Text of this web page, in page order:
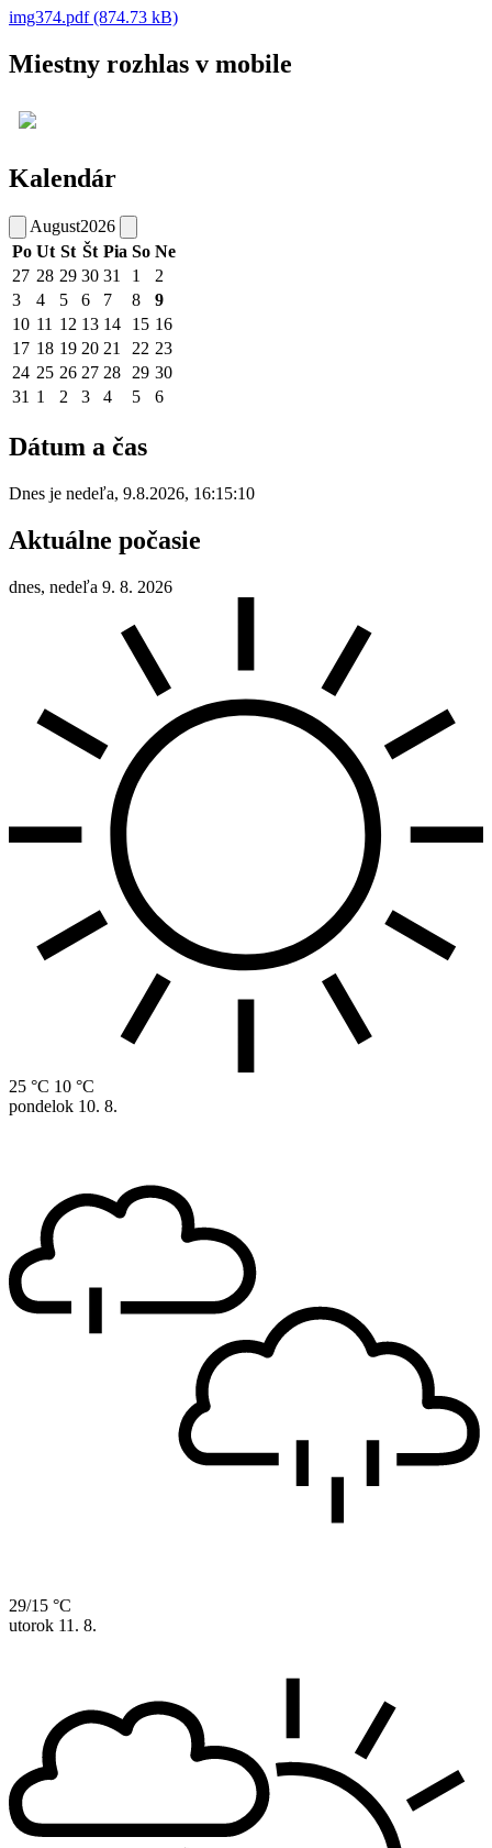
img374.pdf (874.73 kB)
Miestny rozhlas v mobile
Kalendár
August2026
Po Ut St Št Pia So Ne
27 28 29 30 31 1
2
3
4 5 6 7 8
9
10 11 12 13 14 15 16
17 18 19 20 21 22 23
24 25 26 27 28 29 30
31 1 2 3 4 5 6
Dátum a čas
Dnes je nedeľa, 9.8.2026, 16:15:10
Aktuálne počasie
dnes, nedeľa 9. 8. 2026
25 °C 10 °C
pondelok 10. 8.
29/15 °C
utorok 11. 8.